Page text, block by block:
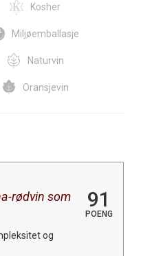
Kosher
Miljøemballasje
Naturvin
Oransjevin
rødvin som
91
POENG
og